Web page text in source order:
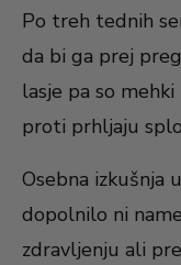
Po treh tednih
da bi ga prej
lasje pa so mehki
proti prhljaju
Osebna izkušnja
dopolnilo ni
zdravljenju ali